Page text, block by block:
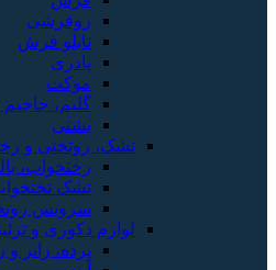
روفرشی
تابلو فرش
پادری
موکت
گلیم، جاجیم
پشتی
تشک، روتختی و
رختخواب،
تشک
سرویس
لوازم دکوری و
پرده، رانر و